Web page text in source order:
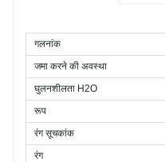
गलनांक
जमा करने की अवस्था
घुलनशीलता H2O
रूप
रंग सूचकांक
रंग